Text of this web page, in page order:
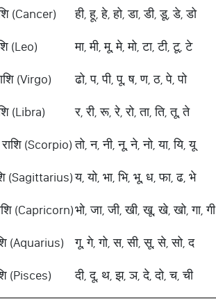
(Cancer) ही, हू, हे, हो, डा, डी, डू, डे, डो
(Leo) मा, मी, मू, मे, मो, टा, टी, टू, टे
(Virgo) ढो, प, पी, पू, ष, ण, ठ, पे, पो
(Libra) र, री, रू, रे, रो, ता, ति, तू, ते
(Scorpio) तो, न, नी, नू, ने, नो, या, यि, यू
(Sagittarius)य, यो, भा, भि, भू, ध, फा, ढ, भे
(Capricorn)भो, जा, जी, खी, खू, खे, खो, गा, गी
(Aquarius) गू, गे, गो, स, सी, सू, से, सो, द
(Pisces) दी, दू, थ, झ, ञ, दे, दो, च, ची